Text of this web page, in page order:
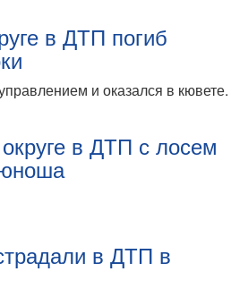
в ДТП погиб
и оказался в кювете.
в ДТП с лосем
в ДТП в